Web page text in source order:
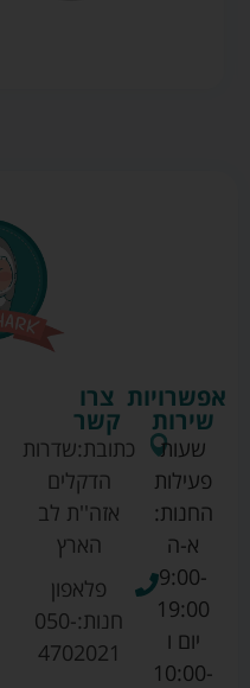
צרו
קשר
כתובת:שדרות
הדקלים
אזה''ת לב
הארץ
פלאפון
חנות:050-
4702021
אפשרויות
שירות
שעות
פעילות
החנות:
א-ה
9:00-
19:00
יום ו
10:00-